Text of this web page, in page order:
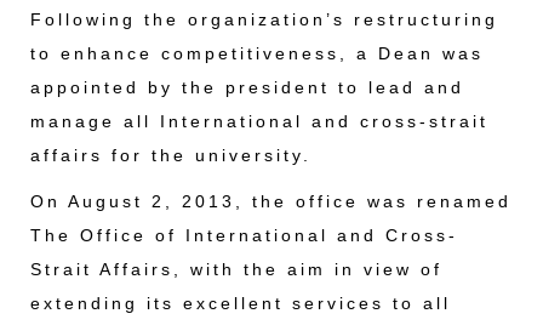
Following the organization’s restructuring
to enhance competitiveness, a Dean was
appointed by the president to lead and
manage all International and cross-strait
affairs for the university.
On August 2, 2013, the office was renamed
The Office of International and Cross-
Strait Affairs, with the aim in view of
extending its excellent services to all